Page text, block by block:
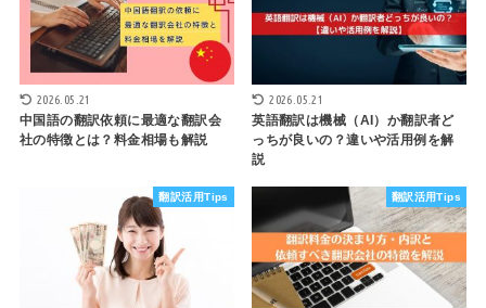
2026.05.21
中国語の翻訳依頼に最適な翻訳会
社の特徴とは？料金相場も解説
2026.05.21
英語翻訳は機械（AI）か翻訳者ど
っちが良いの？違いや活用例を解
説
翻訳活用Tips 翻訳活用Tips